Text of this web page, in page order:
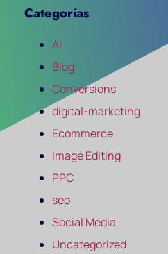
Categorías
AI
Blog
Conversions
digital-marketing
Ecommerce
Image Editing
PPC
seo
Social Media
Uncategorized